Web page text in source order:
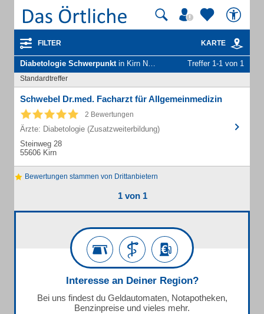
FILTER KARTE
Diabetologie Schwerpunktin Kirn Nahe Treffer 1-1 von 1
Standardtreffer
Schwebel Dr.med. Facharzt für Allgemeinmedizin
2 Bewertungen
Ärzte: Diabetologie (Zusatzweiterbildung)
Steinweg 28
55606 Kirn
Bewertungen stammen von Drittanbietern
1 von 1
Interesse an Deiner Region?
Bei uns findest du Geldautomaten, Notapotheken,
Benzinpreise und vieles mehr.